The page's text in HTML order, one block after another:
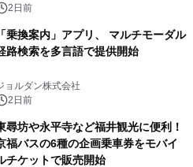
2日前
「乗換案内」アプリ、 マルチモーダル
路検索を多言語で提供開始
ョルダン株式会社
2日前
尋坊や永平寺など福井観光に便利！
福バスの6種の企画乗車券をモバイ
チケットで販売開始